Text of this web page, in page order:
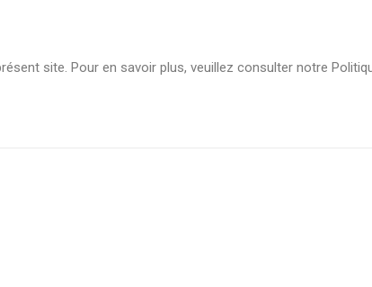
site. Pour en savoir plus, veuillez consulter notre